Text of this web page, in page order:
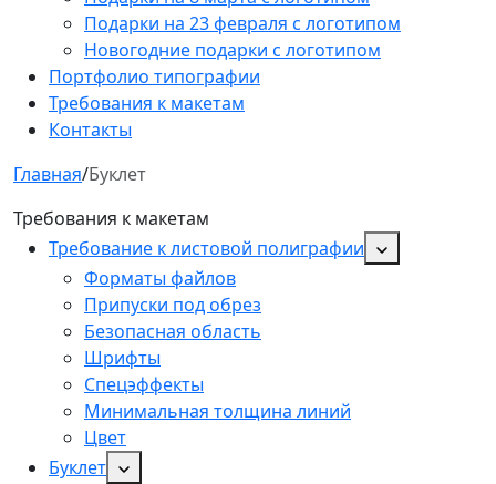
Подарки на 23 февраля с логотипом
Новогодние подарки с логотипом
Портфолио типографии
Требования к макетам
Контакты
Главная/Буклет
Требования к макетам
Требование к листовой полиграфии
Форматы файлов
Припуски под обрез
Безопасная область
Шрифты
Спецэффекты
Минимальная толщина линий
Цвет
Буклет